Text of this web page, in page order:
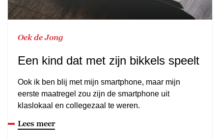
Oek de Jong
Een kind dat met zijn bikkels speelt
Ook ik ben blij met mijn smartphone, maar mijn
eerste maatregel zou zijn de smartphone uit
klaslokaal en collegezaal te weren.
Lees meer